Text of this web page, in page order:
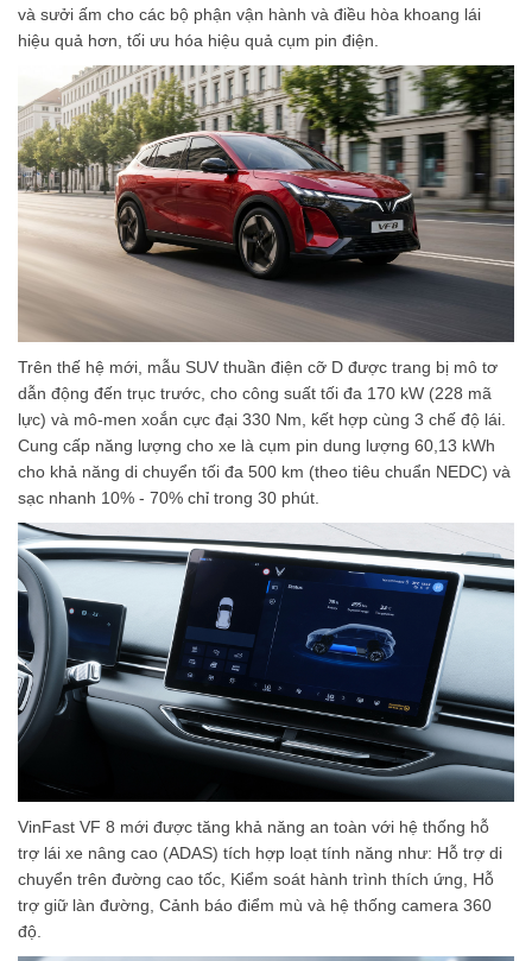
và sưởi ấm cho các bộ phận vận hành và điều hòa khoang lái
hiệu quả hơn, tối ưu hóa hiệu quả cụm pin điện.
Trên thế hệ mới, mẫu SUV thuần điện cỡ D được trang bị mô tơ
dẫn động đến trục trước, cho công suất tối đa 170 kW (228 mã
lực) và mô-men xoắn cực đại 330 Nm, kết hợp cùng 3 chế độ lái.
Cung cấp năng lượng cho xe là cụm pin dung lượng 60,13 kWh
cho khả năng di chuyển tối đa 500 km (theo tiêu chuẩn NEDC) và
sạc nhanh 10% - 70% chỉ trong 30 phút.
VinFast VF 8 mới được tăng khả năng an toàn với hệ thống hỗ
trợ lái xe nâng cao (ADAS) tích hợp loạt tính năng như: Hỗ trợ di
chuyển trên đường cao tốc, Kiểm soát hành trình thích ứng, Hỗ
trợ giữ làn đường, Cảnh báo điểm mù và hệ thống camera 360
độ.